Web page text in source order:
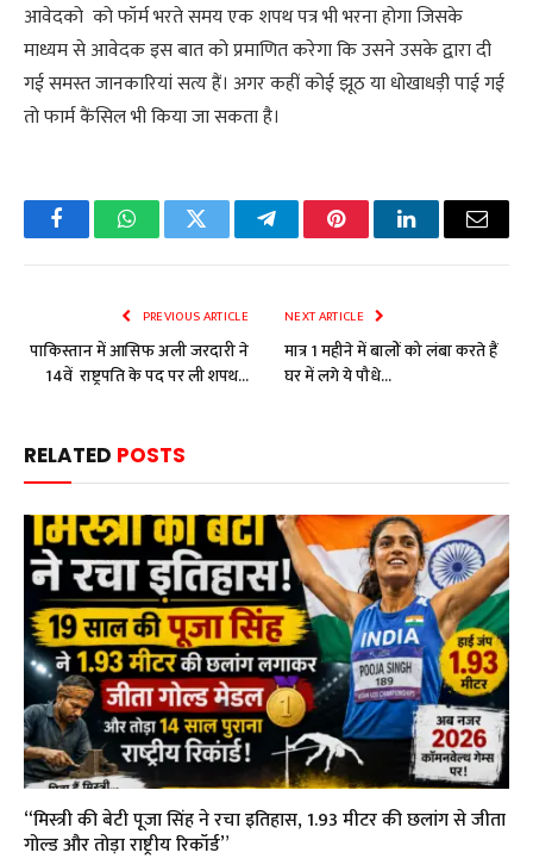
आवेदको को फॉर्म भरते समय एक शपथ पत्र भी भरना होगा जिसके
माध्यम से आवेदक इस बात को प्रमाणित करेगा कि उसने उसके द्वारा दी
गई समस्त जानकारियां सत्य हैं। अगर कहीं कोई झूठ या धोखाधड़ी पाई गई
तो फार्म कैंसिल भी किया जा सकता है।
FacebookWhatsAppTwitter TelegramPinterestLinkedInEmail
PREVIOUS ARTICLE
पाकिस्तान में आसिफ अली जरदारी ने
14वें राष्ट्रपति के पद पर ली शपथ…
NEXT ARTICLE
मात्र 1 महीने में बालों को लंबा करते हैं
घर में लगे ये पौधे…
RELATED POSTS
“मिस्त्री की बेटी पूजा सिंह ने रचा इतिहास, 1.93 मीटर की छलांग से जीता
गोल्ड और तोड़ा राष्ट्रीय रिकॉर्ड”